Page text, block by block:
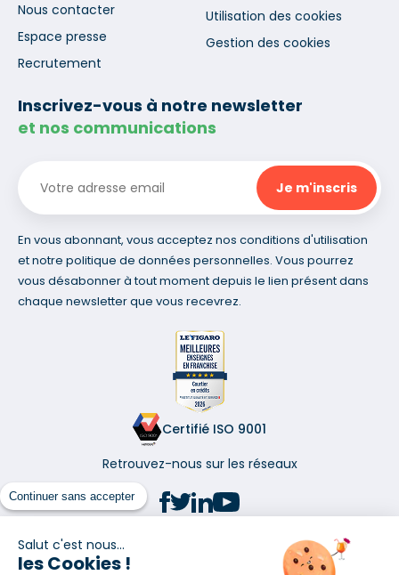
Continuer sans accepter
Salut c'est nous...
les Cookies !
Nous contacter
Espace presse
Recrutement
Utilisation des cookies
Gestion des cookies
Inscrivez-vous à notre newsletter
et nos communications
En vous abonnant, vous acceptez nos conditions d'utilisation
et notre politique de données personnelles. Vous pourrez
vous désabonner à tout moment depuis le lien présent dans
chaque newsletter que vous recevrez.
Certifié ISO 9001
Retrouvez-nous sur les réseaux
(1) Taux fixe national hors assurance et selon votre profil